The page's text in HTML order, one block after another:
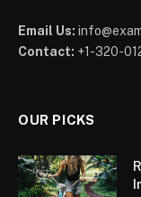
Email Us:
Contact: +1-320-
OUR PICKS